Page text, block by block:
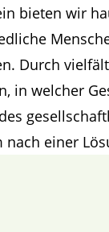
bieten wir
Durch
in welcher
einer